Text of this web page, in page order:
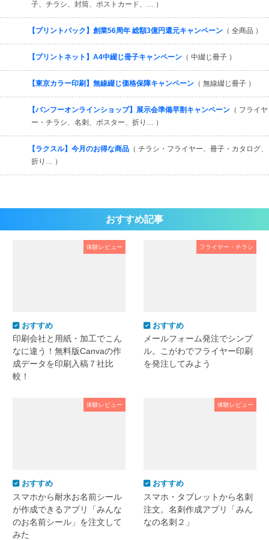
子、チラシ、封筒、ポストカード、… ）
【プリントパック】創業56周年 総額3億円還元キャンペーン （ 全商品 ）
【プリントネット】A4中綴じ冊子キャンペーン （ 中綴じ冊子 ）
【東京カラー印刷】無線綴じ価格保障キャンペーン （ 無線綴じ冊子 ）
【バンフーオンラインショップ】展示会準備早割キャンペーン （ フライヤ
ー・チラシ、名刺、ポスター、折り… ）
【ラクスル】今月のお得な商品 （ チラシ・フライヤー、冊子・カタログ、
折り… ）
おすすめ記事
体験レビュー
おすすめ
印刷会社と用紙・加工でこん
なに違う！無料版Canvaの作
成データを印刷入稿７社比
較！
フライヤー・チラシ
おすすめ
メールフォーム発注でシンプ
ル。こがわでフライヤー印刷
を発注してみよう
体験レビュー
おすすめ
スマホから耐水お名前シール
が作成できるアプリ「みんな
のお名前シール」を注文して
みた
体験レビュー
おすすめ
スマホ・タブレットから名刺
注文。名刺作成アプリ「みん
なの名刺２」